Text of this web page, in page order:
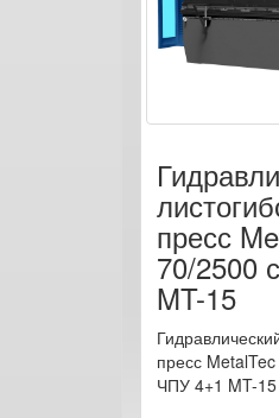
пресс
70/2500
MT-15
пресс
ЧПУ 4+1 MT-15